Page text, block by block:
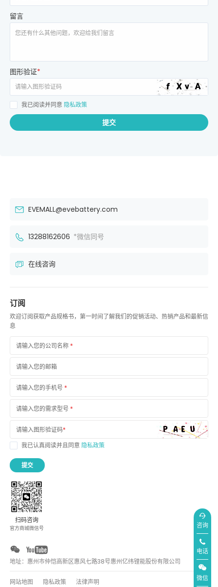
留言
图形验证*
我已阅读并同意 隐私政策
提交
EVEMALL@evebattery.com
13288162606 *微信同号
在线咨询
扫码咨询
官方商城微信号
订阅
欢迎订阅获取产品规格书，第一时间了解我们的促销活动、热销产品和最新信
息
请输入您的公司名称 *
请输入您的邮箱
请输入您的手机号 *
请输入您的需求型号 *
请输入图形验证码*
我已认真阅读并且同意 隐私政策
提交
地址：惠州市仲恺高新区惠风七路38号惠州亿纬锂能股份有限公司
网站地图 隐私政策 法律声明
咨询
电话
微信